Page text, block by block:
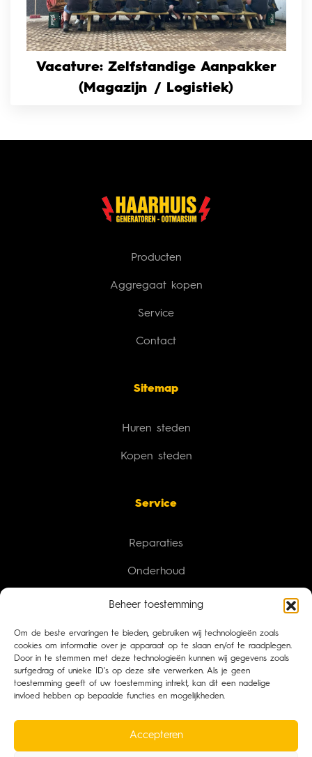
Beheer toestemming
Om de beste ervaringen te bieden, gebruiken wij technologieën zoals
cookies om informatie over je apparaat op te slaan en/of te raadplegen.
Door in te stemmen met deze technologieën kunnen wij gegevens zoals
surfgedrag of unieke ID's op deze site verwerken. Als je geen
toestemming geeft of uw toestemming intrekt, kan dit een nadelige
invloed hebben op bepaalde functies en mogelijkheden.
Accepteren
Vacature: Zelfstandige Aanpakker
(Magazijn / Logistiek)
Producten
Aggregaat kopen
Service
Contact
Sitemap
Huren steden
Kopen steden
Service
Reparaties
Onderhoud
Revisie
Transport
Brandstofmanagement
Contact informatie
info@haarhuis-generatoren.nl